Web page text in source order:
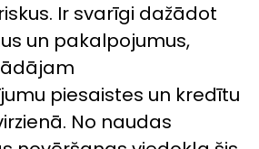
Ir svarīgi dažādot
un pakalpojumus,
piesaistes un kredītu
No naudas